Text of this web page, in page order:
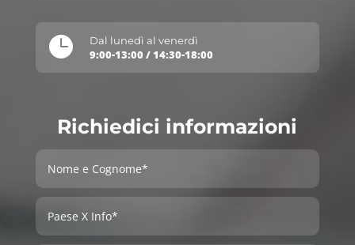
 Dal lunedì al venerdì
9:00-13:00 / 14:30-18:00
Richiedici informazioni